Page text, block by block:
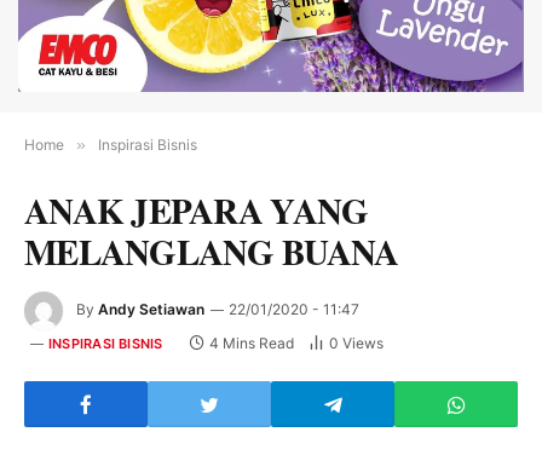
Home » Inspirasi Bisnis
ANAK JEPARA YANG
MELANGLANG BUANA
By Andy Setiawan 22/01/2020 - 11:47
INSPIRASI BISNIS 4 Mins Read 0 Views